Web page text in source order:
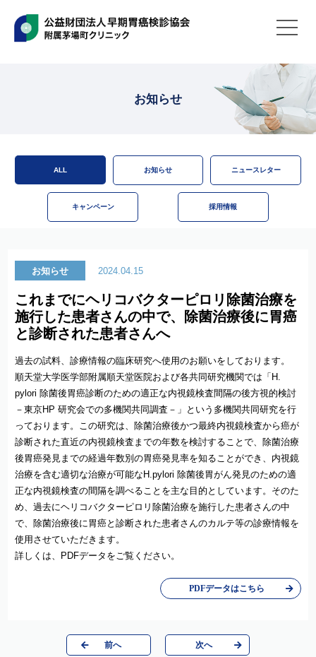
お知らせ
ALL お知らせ ニュースレター
キャンペーン 採用情報
お知らせ 2024.04.15
これまでにヘリコバクターピロリ除菌治療を
施行した患者さんの中で、除菌治療後に胃癌
と診断された患者さんへ
過去の試料、診療情報の臨床研究へ使用のお願いをしております。
順天堂大学医学部附属順天堂医院および各共同研究機関では「H.
pylori 除菌後胃癌診断のための適正な内視鏡検査間隔の後方視的検討
－東京HP 研究会での多機関共同調査－」という多機関共同研究を行
っております。この研究は、除菌治療後かつ最終内視鏡検査から癌が
診断された直近の内視鏡検査までの年数を検討することで、除菌治療
後胃癌発見までの経過年数別の胃癌発見率を知ることができ、内視鏡
治療を含む適切な治療が可能なH.pylori 除菌後胃がん発見のための適
正な内視鏡検査の間隔を調べることを主な目的としています。そのた
め、過去にヘリコバクターピロリ除菌治療を施行した患者さんの中
で、除菌治療後に胃癌と診断された患者さんのカルテ等の診療情報を
使用させていただきます。
詳しくは、PDFデータをご覧ください。
PDFデータはこちら
前へ 次へ